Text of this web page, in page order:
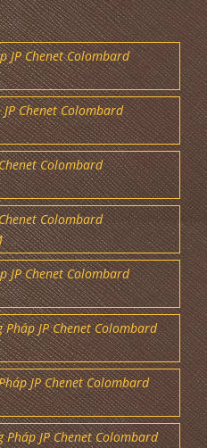
JP Chenet Colombard
Chenet Colombard
Colombard
Colombard
JP Chenet Colombard
JP Chenet Colombard
JP Chenet Colombard
JP Chenet Colombard